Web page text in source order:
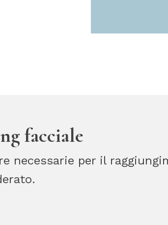
facciale
necessarie per il